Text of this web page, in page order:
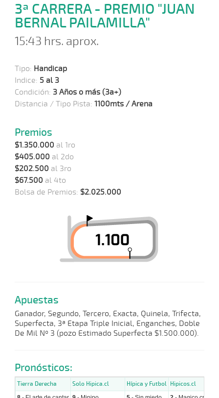
3ª CARRERA - PREMIO "JUAN
BERNAL PAILAMILLA"
15:43 hrs. aprox.
Tipo: Handicap
Indice: 5 al 3
Condición: 3 Años o más (3a+)
Distancia / Tipo Pista: 1100mts / Arena
Premios
$1.350.000 al 1ro
$405.000 al 2do
$202.500 al 3ro
$67.500 al 4to
Bolsa de Premios: $2.025.000
Apuestas
Ganador, Segundo, Tercero, Exacta, Quinela, Trifecta,
Superfecta, 3ª Etapa Triple Inicial, Enganches, Doble
De Mil Nº 3 (pozo Estimado Superfecta $1.500.000).
Pronósticos:
Tierra Derecha Solo Hipica.cl Hípica y Futbol Hipicos.cl